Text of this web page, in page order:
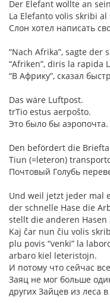
Der Elefant wollte an
La Elefanto volis skribi
Слон хотел написать
“Nach Afrika”, sagte der
“Afriken”, diris la rapida
“В Африку”, сказал
Das wäre Luftpost.
trTio estus aerpoŝto.
Это было бы аэропочта.
Den befördert die
Tiun (=leteron)
Почтовый Голубь
Und weil jetzt jeder mal
der schnelle Hase die
stellt die anderen
Kaj ĉar nun ĉiu volis
plu povis “venki” la
arbaro kiel leteristojn.
И потому что сейчас
Заяц не мог больше
других Зайцев из леса